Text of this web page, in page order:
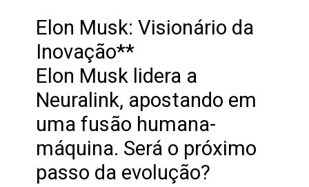
Elon Musk: Visionário da
Inovação**
Elon Musk lidera a
Neuralink, apostando em
uma fusão humana-
máquina. Será o próximo
passo da evolução?